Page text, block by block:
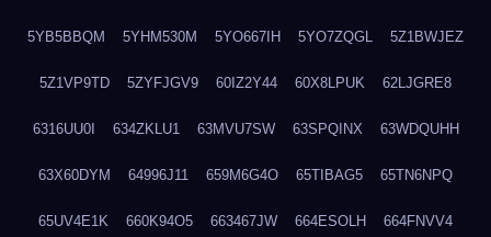
5YB5BBQM 5YHM530M 5YO667IH 5YO7ZQGL 5Z1BWJEZ
5Z1VP9TD 5ZYFJGV9 60IZ2Y44 60X8LPUK 62LJGRE8
6316UU0I 634ZKLU1 63MVU7SW 63SPQINX 63WDQUHH
63X60DYM 64996J11 659M6G4O 65TIBAG5 65TN6NPQ
65UV4E1K 660K94O5 663467JW 664ESOLH 664FNVV4